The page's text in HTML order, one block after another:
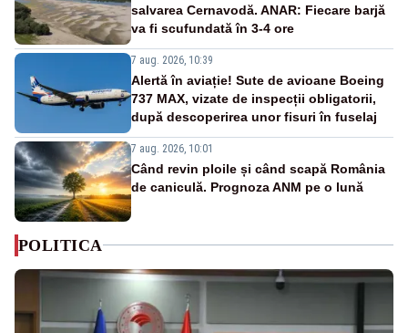
salvarea Cernavodă. ANAR: Fiecare barjă
va fi scufundată în 3-4 ore
7 aug. 2026, 10:39
Alertă în aviație! Sute de avioane Boeing
737 MAX, vizate de inspecții obligatorii,
după descoperirea unor fisuri în fuselaj
7 aug. 2026, 10:01
Când revin ploile și când scapă România
de caniculă. Prognoza ANM pe o lună
POLITICA